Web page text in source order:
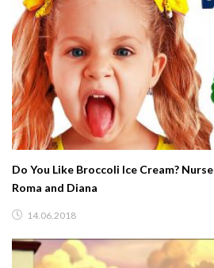
Do You Like Broccoli Ice Cream?
Roma and Diana
14.06.2018